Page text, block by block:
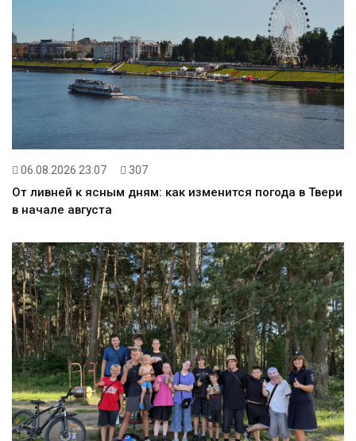
06.08.2026 23:07 307
От ливней к ясным дням: как изменится погода в Твери
в начале августа